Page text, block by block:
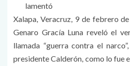
lamentó
Xalapa, Veracruz, 9 de febrero
Genaro Gracía Luna reveló el
llamada “guerra contra el
presidente Calderón, como lo fue